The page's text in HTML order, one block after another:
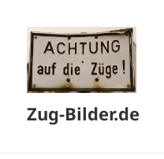
Zug-Bilder.de